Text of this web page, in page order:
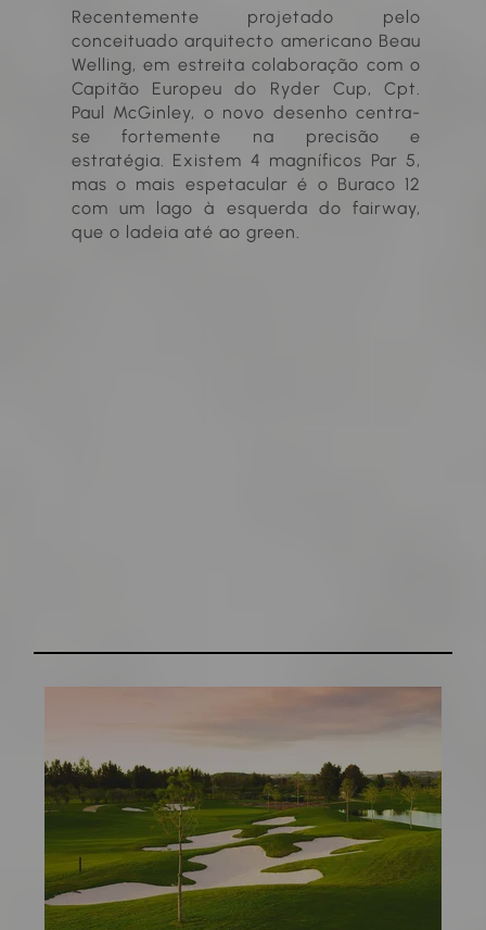
Recentemente projetado pelo
conceituado arquitecto americano Beau
Welling, em estreita colaboração com o
Capitão Europeu do Ryder Cup, Cpt.
Paul McGinley, o novo desenho centra-
se fortemente na precisão e
estratégia. Existem 4 magníficos Par 5,
mas o mais espetacular é o Buraco 12
com um lago à esquerda do fairway,
que o ladeia até ao green.